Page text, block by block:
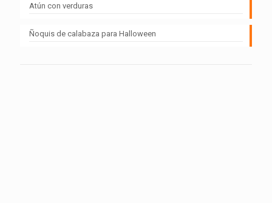
Atún con verduras
Ñoquis de calabaza para Halloween